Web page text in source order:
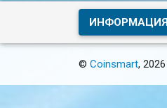
ИНФОРМАЦИЯ
©Coinsmart, 2026